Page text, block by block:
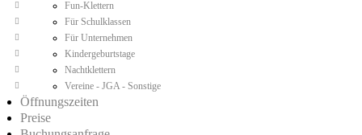
Fun-Klettern
Für Schulklassen
Für Unternehmen
Kindergeburtstage
Nachtklettern
Vereine - JGA - Sonstige
Öffnungszeiten
Preise